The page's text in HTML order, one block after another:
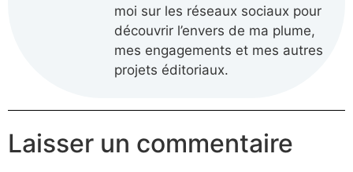
moi sur les réseaux sociaux pour
découvrir l’envers de ma plume,
mes engagements et mes autres
projets éditoriaux.
Laisser un commentaire